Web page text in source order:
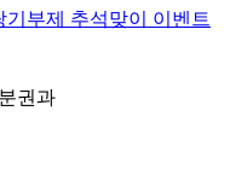
부제 추석맞이 이벤트
권과